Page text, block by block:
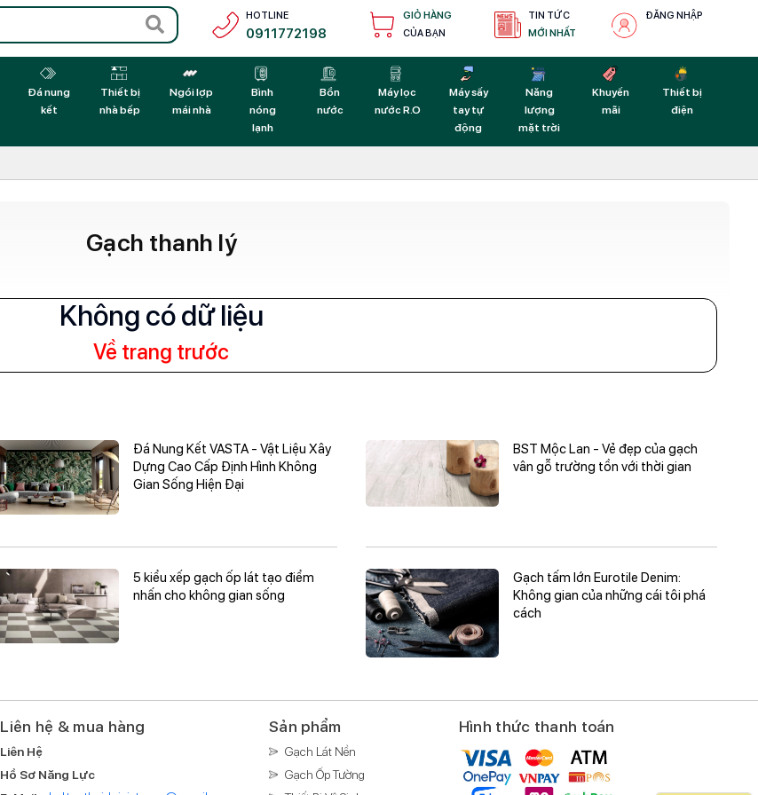
HOTLINE
0911772198
GIỎ HÀNG
CỦA BẠN
TIN TỨC
MỚI NHẤT
ĐĂNG NHẬP
Đá nung
kết
Thiết bị
nhà bếp
Ngói lợp
mái nhà
Bình
nóng
lạnh
Bồn
nước
Máy lọc
nước R.O
Máy sấy
tay tự
động
Năng
lượng
mặt trời
Khuyến
mãi
Thiết bị
điện
Gạch thanh lý
Không có dữ liệu
Về trang trước
Đá Nung Kết VASTA - Vật Liệu Xây
Dựng Cao Cấp Định Hình Không
Gian Sống Hiện Đại
BST Mộc Lan - Vẻ đẹp của gạch
vân gỗ trường tồn với thời gian
5 kiểu xếp gạch ốp lát tạo điểm
nhấn cho không gian sống
Gạch tấm lớn Eurotile Denim:
Không gian của những cái tôi phá
cách
Liên hệ & mua hàng
Liên Hệ
Hồ Sơ Năng Lực
Sản phẩm
Gạch Lát Nền
Gạch Ốp Tường
Hình thức thanh toán